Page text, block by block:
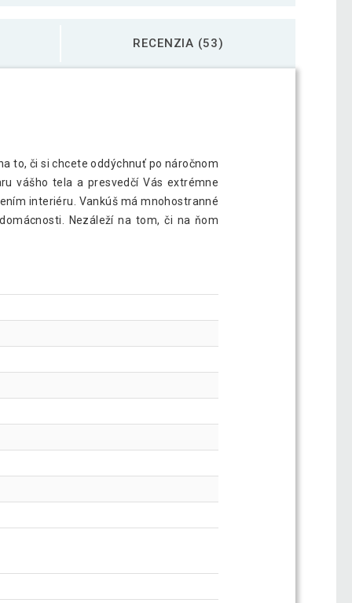
RECENZIA (53)
to, či si chcete oddýchnuť po náročnom
vášho tela a presvedčí Vás extrémne
interiéru. Vankúš má mnohostranné
Nezáleží na tom, či na ňom